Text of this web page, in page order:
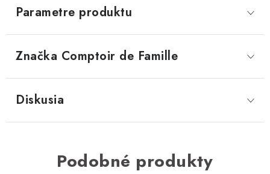
Parametre produktu
Značka Comptoir de Famille
Diskusia
Podobné produkty